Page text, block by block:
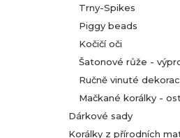
Trny-Spikes
Piggy beads
Kočičí oči
Šatonové růže -
Ručně vinuté
Mačkané korálky -
Dárkové sady
Korálky z přírodních